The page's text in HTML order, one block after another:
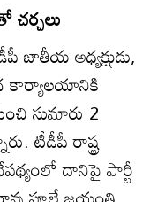
చర్చలు
జాతీయ అధ్యక్షుడు,
కార్యాలయానికి
సుమారు 2
టీడీపీ రాష్ట్ర
దానిపై పార్టీ